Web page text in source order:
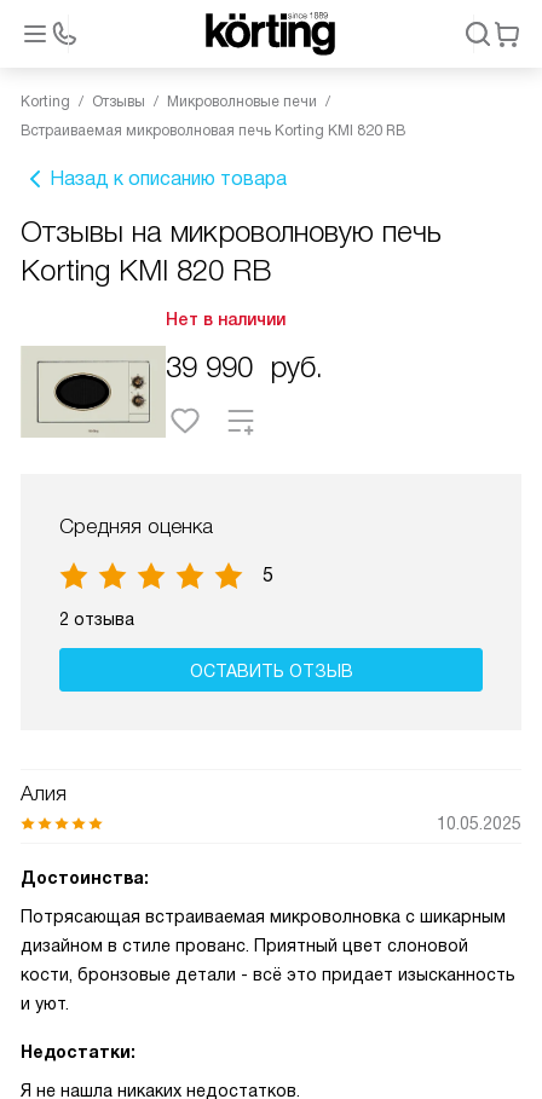
Korting Отзывы
Микроволновые печи
Встраиваемая микроволновая печь Korting KMI 820 RB
Назад к описанию товара
Отзывы на микроволновую печь
Korting KMI 820 RB
Нет в наличии
39 990 руб.
Средняя оценка
5
2 отзыва
ОСТАВИТЬ ОТЗЫВ
Алия
10.05.2025
Достоинства:
Потрясающая встраиваемая микроволновка с шикарным
дизайном в стиле прованс. Приятный цвет слоновой
кости, бронзовые детали - всё это придает изысканность
и уют.
Недостатки:
Я не нашла никаких недостатков.